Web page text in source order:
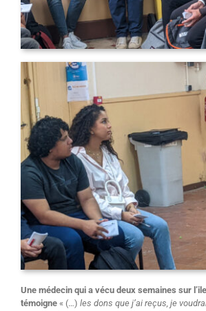
Une médecin qui a vécu deux semaines sur
témoigne« (…) les dons que j’ai reçus, je